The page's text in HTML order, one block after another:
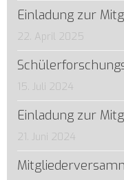
Einladung zur
22. April 2025
15. Juli 2024
Einladung zur
21. Juni 2024